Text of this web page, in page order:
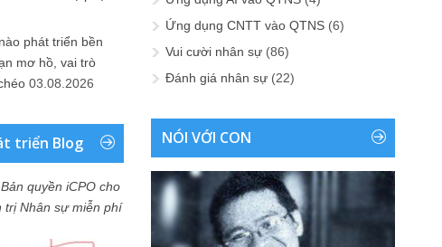
phát triển bền
mơ hồ, vai trò
03.08.2026
triển Blog
quyền iCPO cho
trị Nhân sự miễn phí
Ứng dụng CNTT vào QTNS (6)
Vui cười nhân sự (86)
Đánh giá nhân sự (22)
NÓI VỚI CON